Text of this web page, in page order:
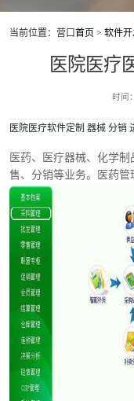
当前位置：营口首页 > 软件
医院医疗
时间
医院医疗软件定制 器械 分销
医药、医疗器械、化学
售、分销等业务。医药管